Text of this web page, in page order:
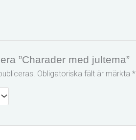
”Charader med jultema”
Obligatoriska fält är märkta *